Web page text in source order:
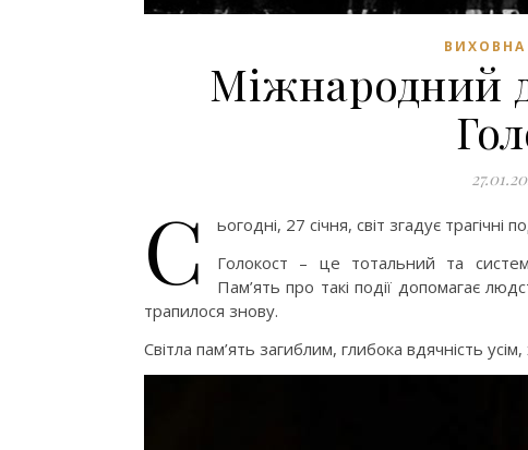
Міжнародний
С
ьогодні, 27 січня, світ згадує
Голокост – це тотальний та
Пам’ять про такі події допомагає
трапилося знову.
Світла пам’ять загиблим, глибока вдячність